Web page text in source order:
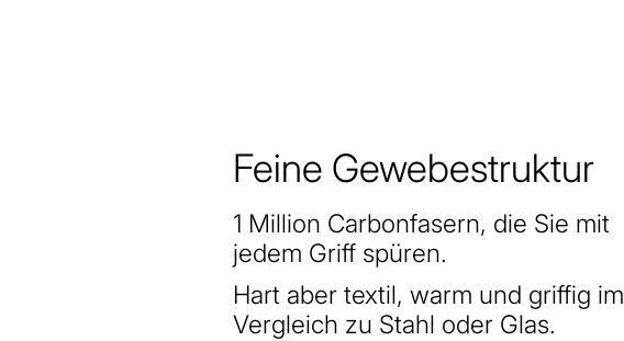
Feine Gewebestruktur
1 Million Carbonfasern, die Sie mit
jedem Griff spüren.
Hart aber textil, warm und griffig im
Vergleich zu Stahl oder Glas.